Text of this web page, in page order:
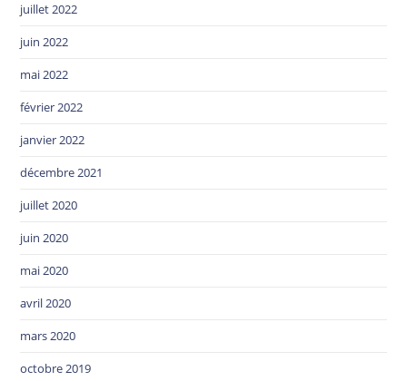
juillet 2022
juin 2022
mai 2022
février 2022
janvier 2022
décembre 2021
juillet 2020
juin 2020
mai 2020
avril 2020
mars 2020
octobre 2019